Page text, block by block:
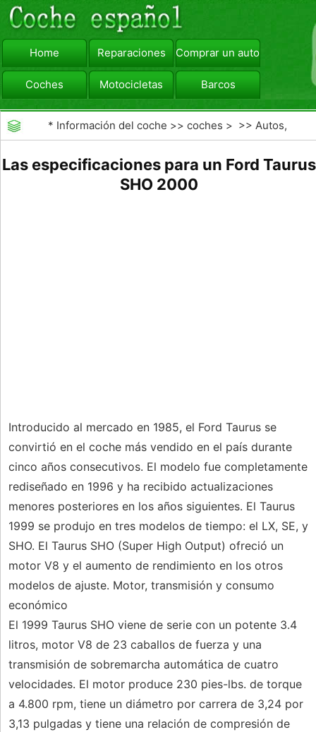
Home Reparaciones Comprar un automóvil
Coches Motocicletas Barcos
viajar Camiones
* Información del coche >>coches > >>Autos,
Las especificaciones para un Ford Taurus
SHO 2000
Introducido al mercado en 1985, el Ford Taurus se
convirtió en el coche más vendido en el país durante
cinco años consecutivos. El modelo fue completamente
rediseñado en 1996 y ha recibido actualizaciones
menores posteriores en los años siguientes. El Taurus
1999 se produjo en tres modelos de tiempo: el LX, SE, y
SHO. El Taurus SHO (Super High Output) ofreció un
motor V8 y el aumento de rendimiento en los otros
modelos de ajuste. Motor, transmisión y consumo
económico
El 1999 Taurus SHO viene de serie con un potente 3.4
litros, motor V8 de 23 caballos de fuerza y ​​una
transmisión de sobremarcha automática de cuatro
velocidades. El motor produce 230 pies-lbs. de torque
a 4.800 rpm, tiene un diámetro por carrera de 3,24 por
3,13 pulgadas y tiene una relación de compresión de